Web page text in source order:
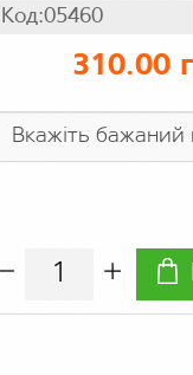
Код:05460
310.00